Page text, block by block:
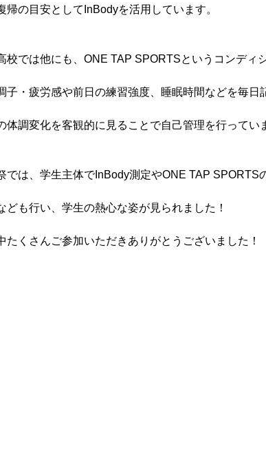
帰の目安としてInBodyを活用しています。
校では他にも、ONE TAP SPORTSというコンディ
子・疲労感や前日の練習強度、睡眠時間などを毎日
体調変化を客観的に見ることで自己管理を行ってい
では、学生主体でInBody測定やONE TAP SPORTS
ども行い、学生の熱心な姿が見られました！
たくさんご参加いただきありがとうございました！